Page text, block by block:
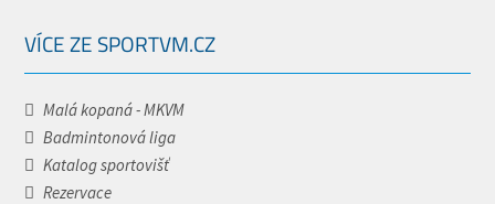
VÍCE ZE SPORTVM.CZ
Malá kopaná - MKVM
Badmintonová liga
Katalog sportovišť
Rezervace